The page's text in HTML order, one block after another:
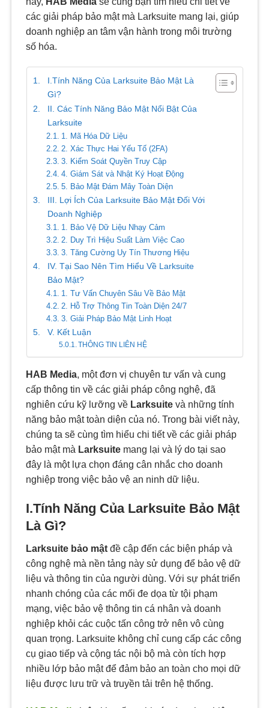
các giải pháp bảo mật mà Larksuite mang lại, giúp
doanh nghiệp an tâm vận hành trong môi trường
số hóa.
I.Tính Năng Của Larksuite Bảo Mật Là
Gì?
II. Các Tính Năng Bảo Mật Nổi Bật Của
Larksuite
1. Mã Hóa Dữ Liệu
2. Xác Thực Hai Yếu Tố (2FA)
3. Kiểm Soát Quyền Truy Cập
4. Giám Sát và Nhật Ký Hoạt Động
5. Bảo Mật Đám Mây Toàn Diện
III. Lợi Ích Của Larksuite Bảo Mật Đối Với
Doanh Nghiệp
1. Bảo Vệ Dữ Liệu Nhạy Cảm
2. Duy Trì Hiệu Suất Làm Việc Cao
3. Tăng Cường Uy Tín Thương Hiệu
IV. Tại Sao Nên Tìm Hiểu Về Larksuite
Bảo Mật?
1. Tư Vấn Chuyên Sâu Về Bảo Mật
2. Hỗ Trợ Thông Tin Toàn Diện 24/7
3. Giải Pháp Bảo Mật Linh Hoạt
V. Kết Luận
THÔNG TIN LIÊN HỆ
HAB Media, một đơn vị chuyên tư vấn và cung
cấp thông tin về các giải pháp công nghệ, đã
nghiên cứu kỹ lưỡng về Larksuite và những tính
năng bảo mật toàn diện của nó. Trong bài viết này,
chúng ta sẽ cùng tìm hiểu chi tiết về các giải pháp
bảo mật mà Larksuite mang lại và lý do tại sao
đây là một lựa chọn đáng cân nhắc cho doanh
nghiệp trong việc bảo vệ an ninh dữ liệu.
I.Tính Năng Của Larksuite Bảo Mật
Là Gì?
Larksuite bảo mật đề cập đến các biện pháp và
công nghệ mà nền tảng này sử dụng để bảo vệ dữ
liệu và thông tin của người dùng. Với sự phát triển
nhanh chóng của các mối đe dọa từ tội phạm
mạng, việc bảo vệ thông tin cá nhân và doanh
nghiệp khỏi các cuộc tấn công trở nên vô cùng
quan trọng. Larksuite không chỉ cung cấp các công
cụ giao tiếp và cộng tác nội bộ mà còn tích hợp
nhiều lớp bảo mật để đảm bảo an toàn cho mọi dữ
liệu được lưu trữ và truyền tải trên hệ thống.